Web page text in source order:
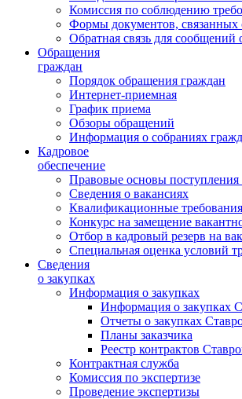
Комиссия по соблюдению
Формы документов, связанных
Обратная связь для сообщений
Обращения
граждан
Порядок обращения граждан
Интернет-приемная
График приема
Обзоры обращений
Информация о собраниях
Кадровое
обеспечение
Правовые основы
Сведения о вакансиях
Квалификационные
Конкурс на замещение
Отбор в кадровый резерв на
Специальная оценка условий
Сведения
о закупках
Информация о закупках
Информация о закупках
Отчеты о закупках
Планы заказчика
Реестр контрактов
Контрактная служба
Комиссия по экспертизе
Проведение экспертизы